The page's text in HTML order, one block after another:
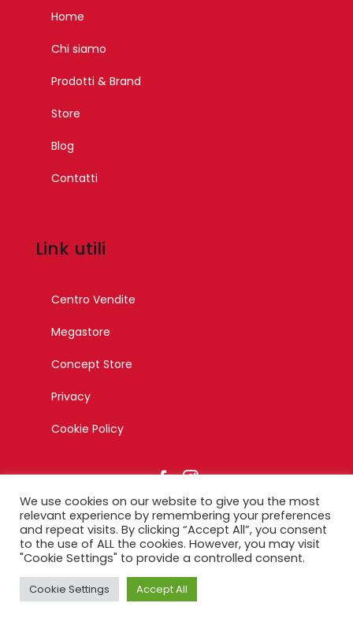
Home
Chi siamo
Prodotti & Brand
Store
Blog
Contatti
Link utili
Centro Vendite
Megastore
Concept Store
Privacy
Cookie Policy
© Copyright 2023 – Esagono Srl – Tutti i diritti riservati –
Designed by Ikonika
We use cookies on our website to give you the most
relevant experience by remembering your preferences
and repeat visits. By clicking “Accept All”, you consent
to the use of ALL the cookies. However, you may visit
"Cookie Settings" to provide a controlled consent.
Cookie Settings Accept All